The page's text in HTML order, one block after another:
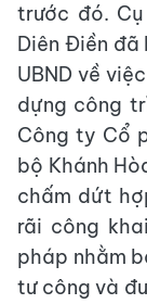
trước đó.
Diên Điền
UBND về
dựng công
Công ty Cổ
bộ Khánh
chấm dứt
rãi công
pháp nhằm
tư công và